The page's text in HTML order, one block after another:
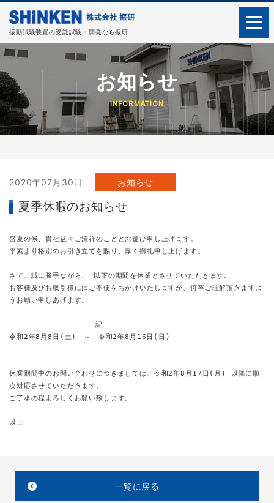
振動試験装置の受託試験・開発なら振研
お知らせ
INFORMATION
2020年07月30日 お知らせ
夏季休暇のお知らせ
盛夏の候、貴社益々ご清祥のこととお慶び申し上げます。
平素より格別のお引き立てを賜り、厚く御礼申し上げます。
さて、誠に勝手ながら、 以下の期間を休業とさせていただきます。
お客様及びお取引様にはご不便をおかけいたしますが、何卒ご理解頂きますよ
うお願い申しあげます。
                 記
令和2年8月8日(土)　～　令和2年8月16日(日)
休業期間中のお問い合わせにつきましては、令和2年8月17日(月) 以降に順
次対応させていただきます。
ご了承の程よろしくお願い致します。
以上
一覧に戻る